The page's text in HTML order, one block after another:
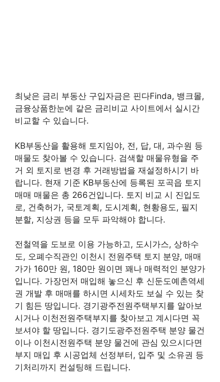
최낮은 금리 부동산 구입자금은 핀다Finda, 뱅크몰,
금융상품한눈에 같은 금리비교 사이트에서 실시간
비교할 수 있습니다.
KB부동산을 활용해 토지임야, 전, 답, 대, 과수원 등
매물도 찾아볼 수 있습니다. 검색할 매물유형을 주
거 외 토지로 변경 후 거래방법을 재설정하시기 바
랍니다. 현재 기준 KB부동산에 등록된 포곡읍 토지
매매 매물은 총 266건입니다. 토지 비교 시 진입도
로, 건축허가, 국토계획, 도시계획, 현황용도, 필지
분할, 지상권 등을 모두 파악해야 합니다.
전철역을 도보로 이용 가능하고, 도시가스, 상하수
도, 오폐수직관인 이천시 전원주택 토지 분양, 매매
가가 160만 원, 180만 원이면 꽤나 매력적인 분양가
입니다. 가장먼저 매입해 놓으신 후 신둔도예촌역세
권 개발 후 매매를 하시면 시세차도 보실 수 있는 찾
기 힘든 땅입니다. 경기광주전원주택부지를 알아보
시거나 이천전원주택부지를 찾아보고 계시다면 꼭
보셔야 할 땅입니다. 경기도광주전원주택 분양 물건
이나 이천시전원주택 분양 물건에 관심 있으시다면
부지 매입 후 시공업체 선정부터, 입주 및 소유권 등
기처리까지 컨설팅해 드립니다.